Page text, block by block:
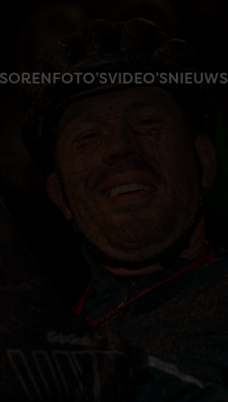
FOTO’SVIDEO’SNIEUWS